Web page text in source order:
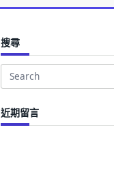
搜尋
Search
近期留言